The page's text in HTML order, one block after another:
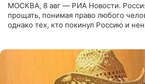
МОСКВА, 8 авг — РИА Новости.
прощать, понимая право любого
однако тех, кто покинул Россию и